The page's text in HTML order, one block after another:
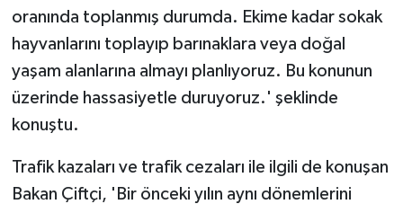
oranında toplanmış durumda. Ekime kadar sokak
hayvanlarını toplayıp barınaklara veya doğal
yaşam alanlarına almayı planlıyoruz. Bu konunun
üzerinde hassasiyetle duruyoruz.' şeklinde
konuştu.
Trafik kazaları ve trafik cezaları ile ilgili de konuşan
Bakan Çiftçi, 'Bir önceki yılın aynı dönemlerini